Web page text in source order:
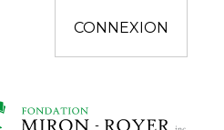
CONNEXION